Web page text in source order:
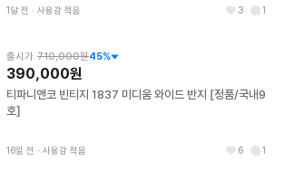
1달 전 ∙ 사용감 적음 3 1
출시가 710,000원45%
390,000원
티파니앤코 빈티지 1837 미디움 와이드 반지 [정품/국내9
호]
16일 전 ∙ 사용감 적음 6 1